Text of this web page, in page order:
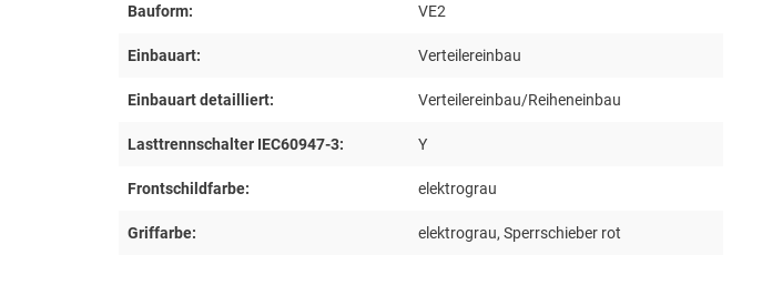
Bauform: VE2
Einbauart: Verteilereinbau
Einbauart detailliert: Verteilereinbau/Reiheneinbau
Lasttrennschalter IEC60947-3: Y
Frontschildfarbe: elektrograu
Griffarbe: elektrograu, Sperrschieber rot